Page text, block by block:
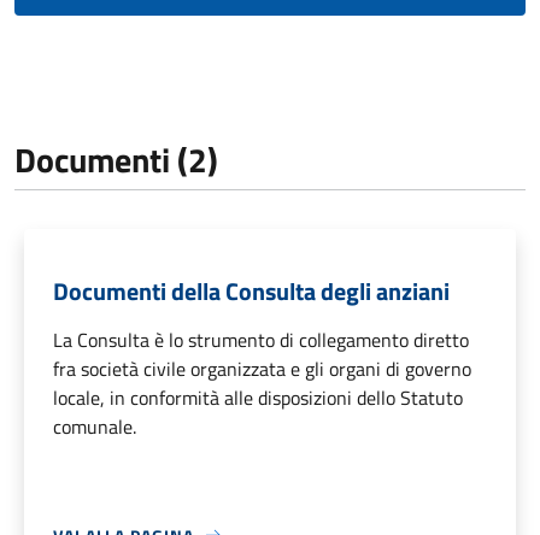
Documenti (2)
Documenti della Consulta degli anziani
La Consulta è lo strumento di collegamento diretto
fra società civile organizzata e gli organi di governo
locale, in conformità alle disposizioni dello Statuto
comunale.